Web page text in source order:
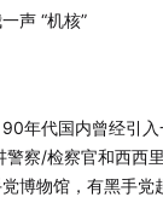
声 “机核”
年代国内曾经引
警察/检察官和西西
博物馆，有黑手党